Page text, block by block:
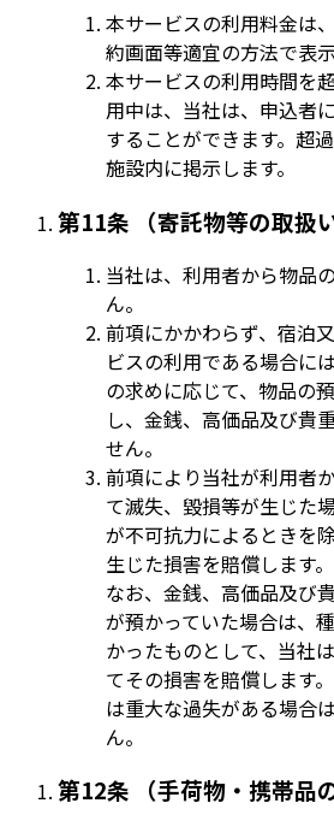
本サービスの利用料金は
約画面等適宜の方法で表
本サービスの利用時間を
用中は、当社は、申込者
することができます。超
施設内に掲示します。
第11条 （寄託物等の取扱い
当社は、利用者から物品
ん。
前項にかかわらず、宿泊
ビスの利用である場合に
の求めに応じて、物品の
し、金銭、高価品及び貴
せん。
前項により当社が利用者
て滅失、毀損等が生じた
が不可抗力によるときを
生じた損害を賠償します。
なお、金銭、高価品及び
が預かっていた場合は、
かったものとして、当社
てその損害を賠償します
は重大な過失がある場合
ん。
第12条 （手荷物・携帯品